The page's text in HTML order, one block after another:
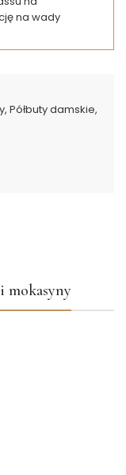
na wady
, Półbuty damskie,
mokasyny